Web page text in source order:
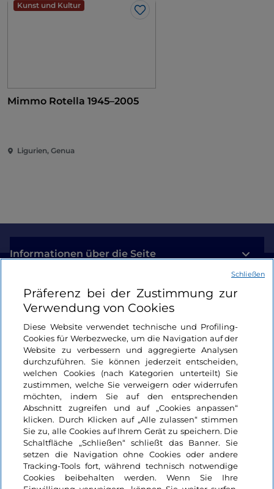
Kunst und Kultur
Like
Mimmo Rotella 1945–2005
Ligurien, Genua
Informationen über die Seite
Nützliche Links
Login
Bleiben wir in Kontakt
Präferenz bei der Zustimmung zur
Verwendung von Cookies
Diese Website verwendet technische und Profiling-
Cookies für Werbezwecke, um die Navigation auf der
Website zu verbessern und aggregierte Analysen
durchzuführen. Sie können jederzeit entscheiden,
welchen Cookies (nach Kategorien unterteilt) Sie
zustimmen, welche Sie verweigern oder widerrufen
möchten, indem Sie auf den entsprechenden
Abschnitt zugreifen und auf „Cookies anpassen“
klicken. Durch Klicken auf „Alle zulassen“ stimmen
Sie zu, alle Cookies auf Ihrem Gerät zu speichern. Die
Schaltfläche „Schließen“ schließt das Banner. Sie
setzen die Navigation ohne Cookies oder andere
Tracking-Tools fort, während technisch notwendige
Cookies beibehalten werden. Wenn Sie Ihre
Schließen